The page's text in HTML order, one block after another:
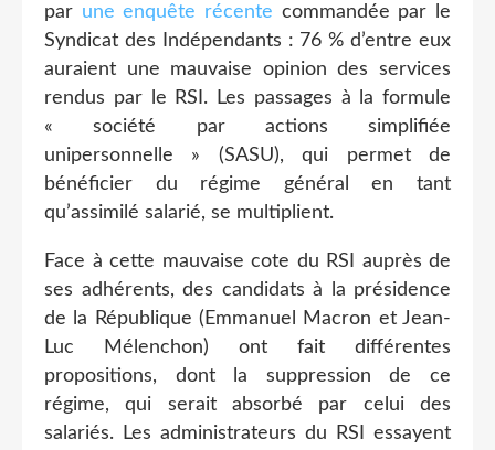
par une enquête récente commandée par le
Syndicat des Indépendants : 76 % d’entre eux
auraient une mauvaise opinion des services
rendus par le RSI. Les passages à la formule
« société par actions simplifiée
unipersonnelle » (SASU), qui permet de
bénéficier du régime général en tant
qu’assimilé salarié, se multiplient.
Face à cette mauvaise cote du RSI auprès de
ses adhérents, des candidats à la présidence
de la République (Emmanuel Macron et Jean-
Luc Mélenchon) ont fait différentes
propositions, dont la suppression de ce
régime, qui serait absorbé par celui des
salariés. Les administrateurs du RSI essayent